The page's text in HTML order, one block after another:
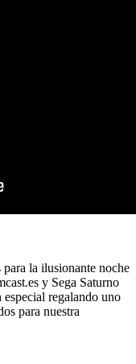
la ilusionante noche
y Sega Saturno
especial regalando uno
para nuestra